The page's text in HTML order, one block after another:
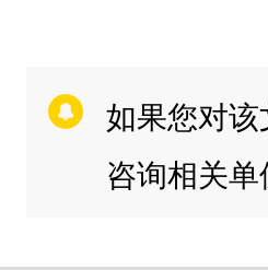
如果您对
咨询相关单